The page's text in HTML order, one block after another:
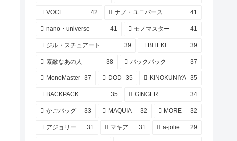
VOCE 42 ナノ・ユニバース 41
nano・universe 41 モノマスター 41
ジル・スチュアート 39 BITEKI 39
素敵なあの人 38 バックパック 37
MonoMaster 37 DOD 35 KINOKUNIYA 35
BACKPACK 35 GINGER 34
かごバッグ 33 MAQUIA 32 MORE 32
アジョリー 31 マキア 31 a-jolie 29